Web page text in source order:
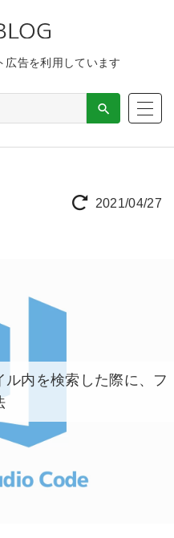
広告を利用しています
2021/04/27
ル内を検索した際に、フ